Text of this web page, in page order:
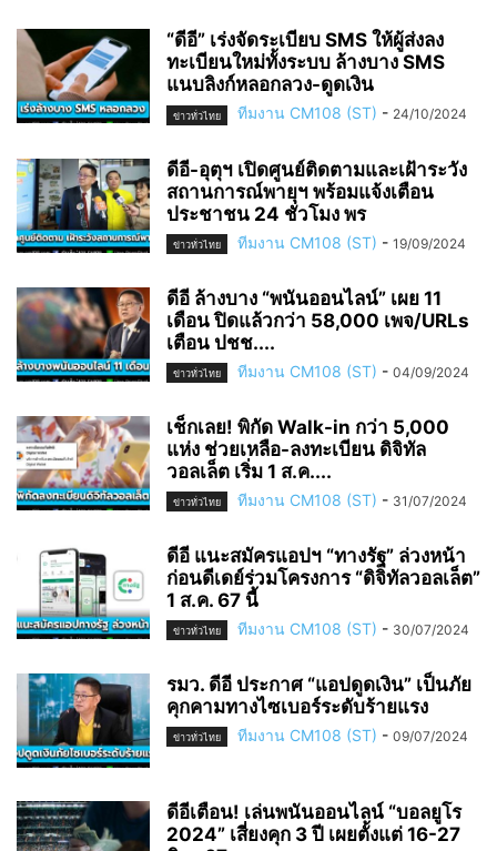
“ดีอี” เร่งจัดระเบียบ SMS ให้ผู้ส่งลง
ทะเบียนใหม่ทั้งระบบ ล้างบาง SMS
แนบลิงก์หลอกลวง-ดูดเงิน
ข่าวทั่วไทย ทีมงาน CM108 (ST) - 24/10/2024
ดีอี-อุตุฯ เปิดศูนย์ติดตามและเฝ้าระวัง
สถานการณ์พายุฯ พร้อมแจ้งเตือน
ประชาชน 24 ชั่วโมง พร
ข่าวทั่วไทย ทีมงาน CM108 (ST) - 19/09/2024
ดีอี ล้างบาง “พนันออนไลน์” เผย 11
เดือน ปิดแล้วกว่า 58,000 เพจ/URLs
เตือน ปชช....
ข่าวทั่วไทย ทีมงาน CM108 (ST) - 04/09/2024
เช็กเลย! พิกัด Walk-in กว่า 5,000
แห่ง ช่วยเหลือ-ลงทะเบียน ดิจิทัล
วอลเล็ต เริ่ม 1 ส.ค....
ข่าวทั่วไทย ทีมงาน CM108 (ST) - 31/07/2024
ดีอี แนะสมัครแอปฯ “ทางรัฐ” ล่วงหน้า
ก่อนดีเดย์ร่วมโครงการ “ดิจิทัลวอลเล็ต”
1 ส.ค. 67 นี้
ข่าวทั่วไทย ทีมงาน CM108 (ST) - 30/07/2024
รมว. ดีอี ประกาศ “แอปดูดเงิน” เป็นภัย
คุกคามทางไซเบอร์ระดับร้ายแรง
ข่าวทั่วไทย ทีมงาน CM108 (ST) - 09/07/2024
ดีอีเตือน! เล่นพนันออนไลน์ “บอลยูโร
2024” เสี่ยงคุก 3 ปี เผยตั้งแต่ 16-27